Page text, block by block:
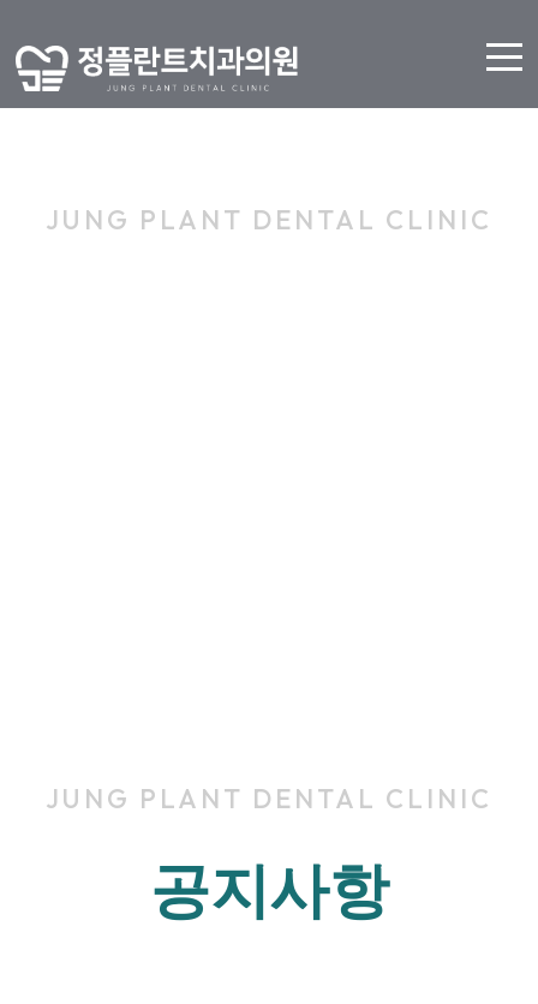
JUNG PLANT DENTAL CLINIC
JUNG PLANT DENTAL CLINIC
공지사항